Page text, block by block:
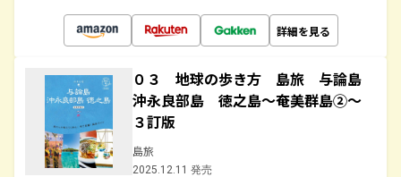
詳細を見る
０３ 地球の歩き方 島旅 与論島
沖永良部島 徳之島～奄美群島②～
３訂版
島旅
2025.12.11 発売